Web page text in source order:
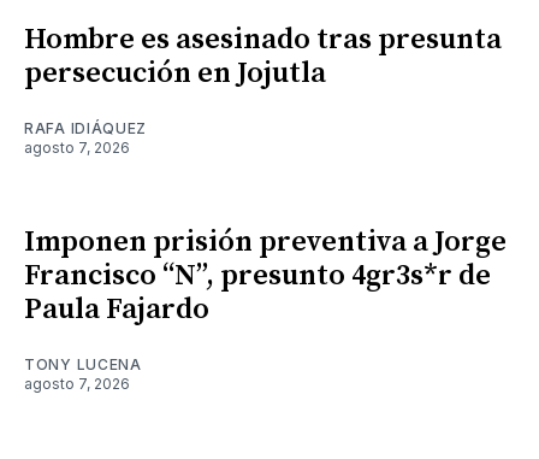
Hombre es asesinado tras presunta
persecución en Jojutla
RAFA IDIÁQUEZ
agosto 7, 2026
Imponen prisión preventiva a Jorge
Francisco “N”, presunto 4gr3s*r de
Paula Fajardo
TONY LUCENA
agosto 7, 2026